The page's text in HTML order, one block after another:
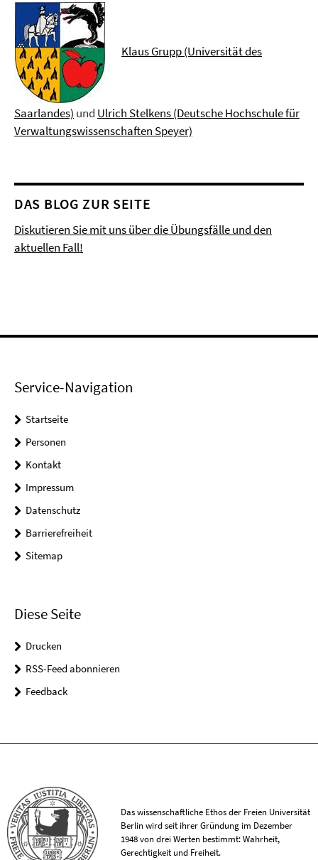
Klaus Grupp (Universität des
Saarlandes) und Ulrich Stelkens (Deutsche Hochschule für
Verwaltungswissenschaften Speyer)
DAS BLOG ZUR SEITE
Diskutieren Sie mit uns über die Übungsfälle und den
aktuellen Fall!
Service-Navigation
Startseite
Personen
Kontakt
Impressum
Datenschutz
Barrierefreiheit
Sitemap
Diese Seite
Drucken
RSS-Feed abonnieren
Feedback
Das wissenschaftliche Ethos der Freien Universität
Berlin wird seit ihrer Gründung im Dezember
1948 von drei Werten bestimmt: Wahrheit,
Gerechtigkeit und Freiheit.